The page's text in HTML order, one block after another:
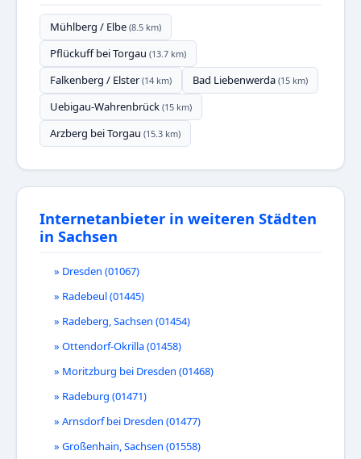
Mühlberg / Elbe (8.5 km)
Pflückuff bei Torgau (13.7 km)
Falkenberg / Elster(14 km) Bad Liebenwerda (15 km)
Uebigau-Wahrenbrück (15 km)
Arzberg bei Torgau (15.3 km)
Internetanbieter in weiteren Städten
in Sachsen
» Dresden (01067)
» Radebeul (01445)
» Radeberg, Sachsen (01454)
» Ottendorf-Okrilla (01458)
» Moritzburg bei Dresden (01468)
» Radeburg (01471)
» Arnsdorf bei Dresden (01477)
» Großenhain, Sachsen (01558)